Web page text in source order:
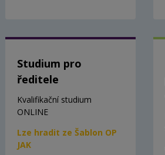
Studium pro
ředitele
Kvalifikační studium
ONLINE
Lze hradit ze Šablon OP
JAK